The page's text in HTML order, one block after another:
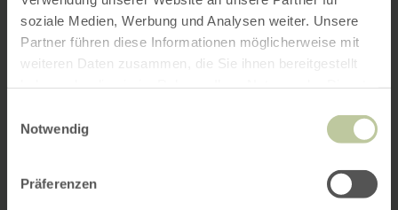
soziale Medien, Werbung und Analysen weiter. Unsere
Partner führen diese Informationen möglicherweise mit
weiteren Daten zusammen, die Sie ihnen bereitgestellt
Notwendig
Präferenzen